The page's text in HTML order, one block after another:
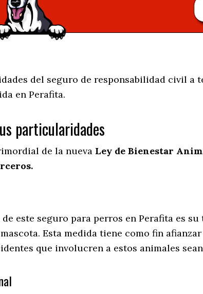
del seguro de responsabilidad civil a
en Perafita.
particularidades
de la nueva Ley de Bienestar
este seguro para perros en Perafita es su
Esta medida tiene como fin
que involucren a estos animales